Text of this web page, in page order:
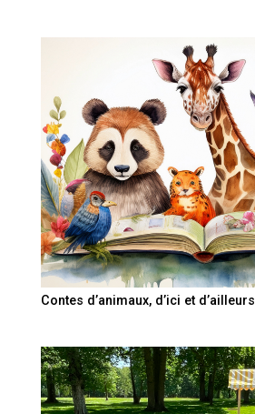
Contes d’animaux, d’ici et d’ailleurs